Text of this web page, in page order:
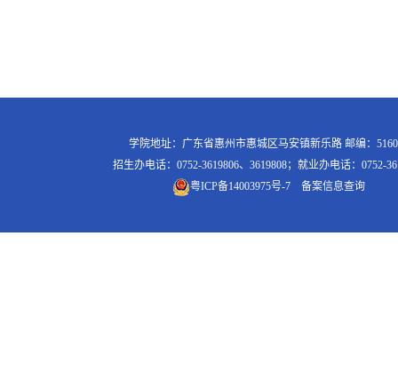
学院地址：广东省惠州市惠城区马安镇新乐路 邮编：
招生办电话：0752-3619806、3619808；就业办电话：0752-
粤ICP备14003975号-7
备案信息查询